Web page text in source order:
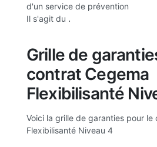
d'un service de prévention
Il s'agit du .
Grille de
contrat Cegema
Flexibilisanté
Voici la grille de garanties pour le
Flexibilisanté Niveau 4